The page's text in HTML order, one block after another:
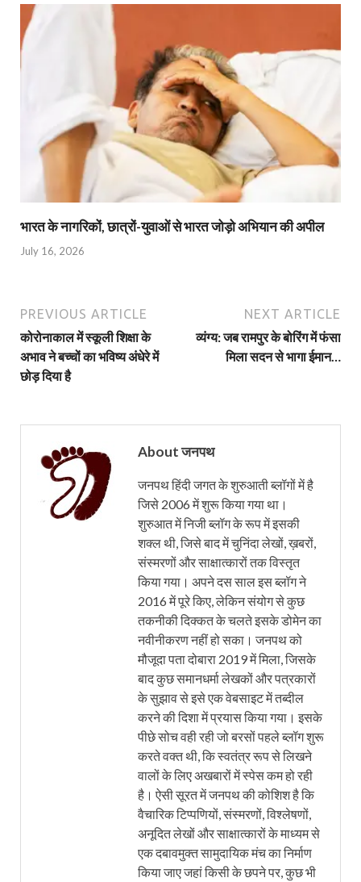
भारत के नागरिकों, छात्रों-युवाओं से भारत जोड़ो अभियान की अपील
July 16, 2026
PREVIOUS ARTICLE
कोरोनाकाल में स्कूली शिक्षा के
अभाव ने बच्चों का भविष्य अंधेरे में
छोड़ दिया है
NEXT ARTICLE
व्यंग्य: जब रामपुर के बोरिंग में फंसा
मिला सदन से भागा ईमान…
About जनपथ
जनपथ हिंदी जगत के शुरुआती ब्लॉगों में है
जिसे 2006 में शुरू किया गया था।
शुरुआत में निजी ब्लॉग के रूप में इसकी
शक्ल थी, जिसे बाद में चुनिंदा लेखों, ख़बरों,
संस्मरणों और साक्षात्कारों तक विस्तृत
किया गया। अपने दस साल इस ब्लॉग ने
2016 में पूरे किए, लेकिन संयोग से कुछ
तकनीकी दिक्कत के चलते इसके डोमेन का
नवीनीकरण नहीं हो सका। जनपथ को
मौजूदा पता दोबारा 2019 में मिला, जिसके
बाद कुछ समानधर्मा लेखकों और पत्रकारों
के सुझाव से इसे एक वेबसाइट में तब्दील
करने की दिशा में प्रयास किया गया। इसके
पीछे सोच वही रही जो बरसों पहले ब्लॉग शुरू
करते वक्त थी, कि स्वतंत्र रूप से लिखने
वालों के लिए अखबारों में स्पेस कम हो रही
है। ऐसी सूरत में जनपथ की कोशिश है कि
वैचारिक टिप्पणियों, संस्मरणों, विश्लेषणों,
अनूदित लेखों और साक्षात्कारों के माध्यम से
एक दबावमुक्त सामुदायिक मंच का निर्माण
किया जाए जहां किसी के छपने पर, कुछ भी